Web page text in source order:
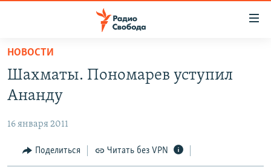
упрощенного
доступа
Вернуться
основному
Вернутся
АВТОРСКИЕ ПРОЕКТЫ
ЦИТАТЫ СВОБОДЫ
МНЕНИЯ
НОВОСТИ
Шахматы. Пономарев уступил
Ананду
16 января 2011
Поделиться Читать без VPN